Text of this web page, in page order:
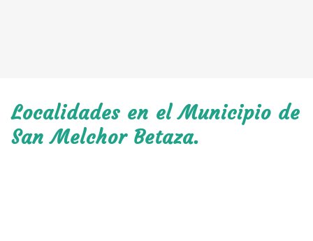
Localidades en el Municipio de
San Melchor Betaza.